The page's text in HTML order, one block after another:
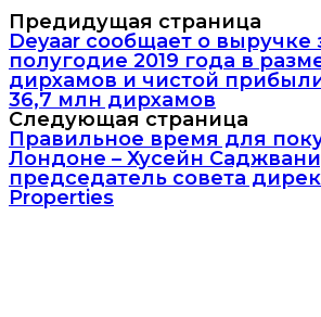
Предидущая страница
Deyaar сообщает о выручке
полугодие 2019 года в
дирхамов и чистой
36,7 млн дирхамов
Следующая страница
Правильное время для
Лондоне – Хусейн
председатель совета
Properties